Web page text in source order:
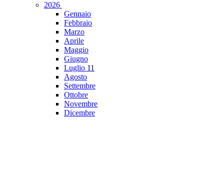
2026
Gennaio
Febbraio
Marzo
Aprile
Maggio
Giugno
Luglio 11
Agosto
Settembre
Ottobre
Novembre
Dicembre